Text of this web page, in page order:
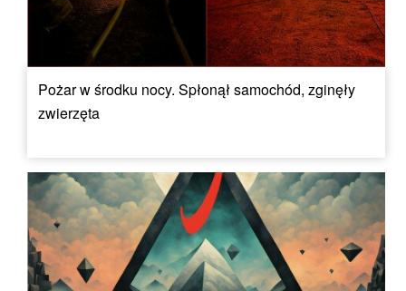
Pożar w środku nocy. Spłonął samochód, zginęły
zwierzęta